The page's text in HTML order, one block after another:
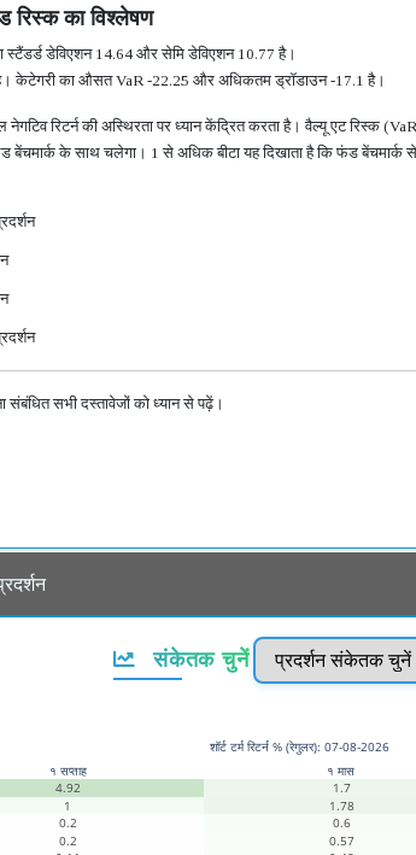
का विश्लेषण
डेविएशन 14.64 और सेमि डेविएशन 10.77 है।
केटेगरी का औसत VaR -22.25 और अधिकतम ड्रॉडाउन -17.1 है।
रिटर्न की अस्थिरता पर ध्यान केंद्रित करता है। वैल्यू एट रिस्क
बेंचमार्क के साथ चलेगा। 1 से अधिक बीटा यह दिखाता है कि फंड बेंचमार्क
सभी दस्तावेजों को ध्यान से पढ़ें।
संकेतक चुनें
4.92 1.7
1 1.78
0.2 0.6
0.2 0.57
१ सप्ताह १ मास
शॉर्ट टर्म रिटर्न % (रेगुलर): 07-08-2026